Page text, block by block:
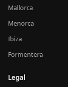
Mallorca
Menorca
Ibiza
Formentera
Legal